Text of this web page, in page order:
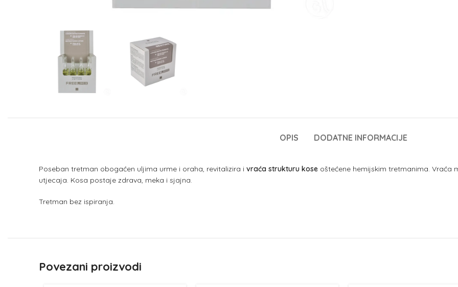
OPIS DODATNE INFORMACIJE
Poseban tretman obogaćen uljima urme i oraha, revitalizira i vraća strukturu kose oštećene hemijskim tretmanima. Vraća
utjecaja. Kosa postaje zdrava, meka i sjajna.
Tretman bez ispiranja.
Povezani proizvodi